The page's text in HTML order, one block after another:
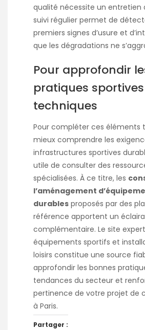
qualité nécessite un entretien
suivi régulier permet de
premiers signes d’usure et
que les dégradations ne
Pour approfondir
pratiques
techniques
Pour compléter ces éléments
mieux comprendre les
infrastructures sportives
utile de consulter des
spécialisées. À ce titre, les
l’aménagement
durables proposés par des
référence apportent un
complémentaire. Le site
équipements sportifs et
loisirs constitue une source
approfondir les bonnes
tendances du secteur et
pertinence de votre projet de
à Paris.
Partager :